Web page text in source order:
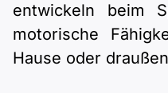
entwickeln beim
motorische
Hause oder